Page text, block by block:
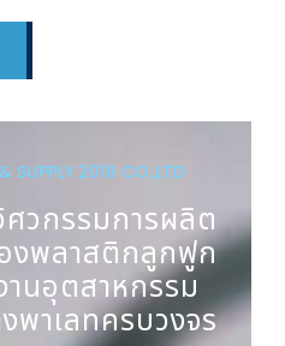
SUPPLY 2018 CO.,LTD
ศวกรรมการผลิต
งพลาสติกลูกฟูก
นอุตสาหกรรม
พาเลทครบวงจร